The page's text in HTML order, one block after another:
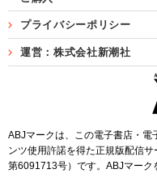
プライバシーポリシー
運営：株式会社新潮社
ABJマークは、この電子書店・電
ンツ使用許諾を得た正規版配信
第6091713号）です。ABJマーク